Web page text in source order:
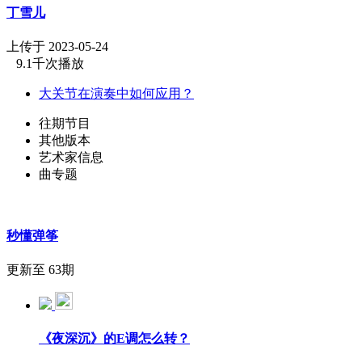
丁雪儿
上传于 2023-05-24
9.1千次播放
大关节在演奏中如何应用？
往期节目
其他版本
艺术家信息
曲专题
秒懂弹筝
更新至 63期
《夜深沉》的E调怎么转？